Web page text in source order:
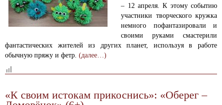
– 12 апреля. К этому событию
участники творческого кружка
немного пофантазировали и
своими руками смастерили
фантастических жителей из других планет, используя в работе
обычную пряжу и фетр. (далее…)
«К своим истокам прикоснись»: «Оберег –